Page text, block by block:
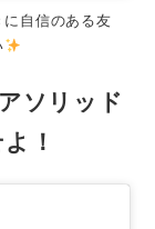
自信のある友
ソリッド
！